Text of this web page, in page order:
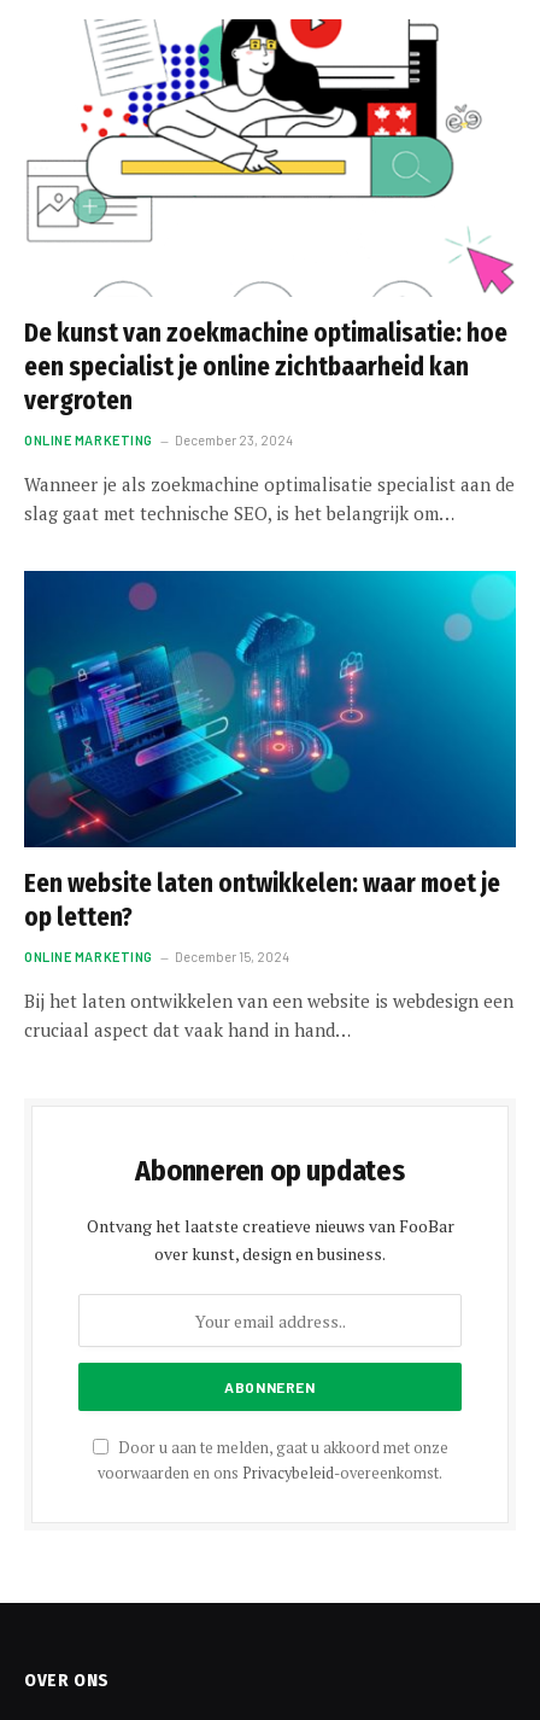
De kunst van zoekmachine optimalisatie: hoe
een specialist je online zichtbaarheid kan
vergroten
ONLINE MARKETING December 23, 2024
Wanneer je als zoekmachine optimalisatie specialist aan de
slag gaat met technische SEO, is het belangrijk om…
Een website laten ontwikkelen: waar moet je
op letten?
ONLINE MARKETING December 15, 2024
Bij het laten ontwikkelen van een website is webdesign een
cruciaal aspect dat vaak hand in hand…
Abonneren op updates
Ontvang het laatste creatieve nieuws van FooBar
over kunst, design en business.
Door u aan te melden, gaat u akkoord met onze
voorwaarden en ons Privacybeleid-overeenkomst.
OVER ONS